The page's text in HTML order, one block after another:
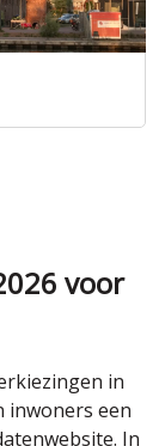
voor
in
inwoners een
In